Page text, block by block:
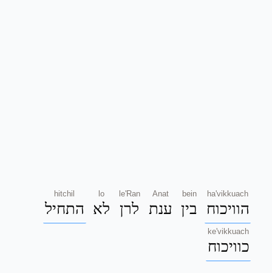
ha'vikkuach
הוויכוח
bein
בין
Anat
ענת
le'Ran
לרן
lo
לא
hitchil
התחיל
ke'vikkuach
כוויכוח